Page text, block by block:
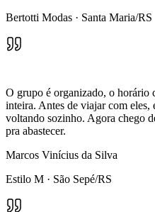
Bertotti Modas · Santa Maria/RS
O grupo é organizado, o horário
inteira. Antes de viajar com
voltando sozinho. Agora chego
pra abastecer.
Marcos Vinícius da Silva
Estilo M · São Sepé/RS